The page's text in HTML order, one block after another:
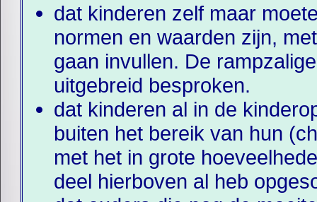
dat kinderen zelf maar
normen en waarden zijn,
gaan invullen. De
uitgebreid besproken.
dat kinderen al in de
buiten het bereik van hun
met het in grote
deel hierboven al heb